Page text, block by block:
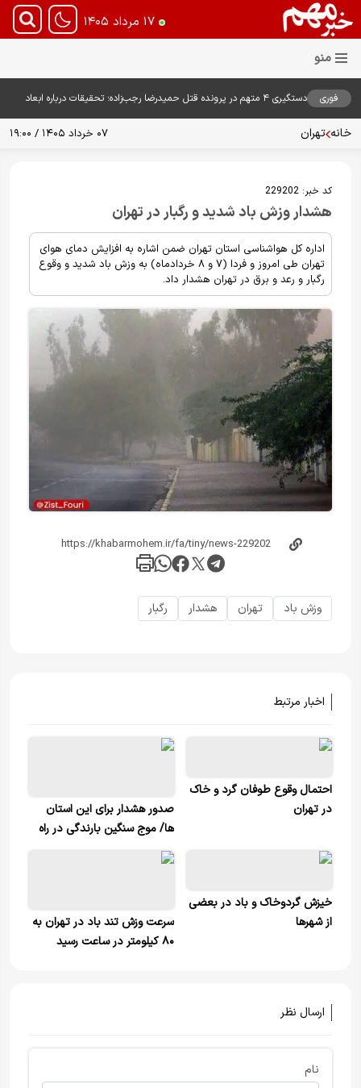
۱۷ مرداد ۱۴۰۵
فوری
دستگیری ۴ متهم در پرونده قتل حمیدرضا رجب‌زاده؛ تحقیقات درباره ابعاد
خانه تهران ۰۷ خرداد ۱۴۰۵ / ۱۹:۰۰
کد خبر: 229202
هشدار وزش باد شدید و رگبار در تهران
اداره کل هواشناسی استان تهران ضمن اشاره به افزایش دمای هوای
تهران طی امروز و فردا (۷ و ۸ خردادماه) به وزش باد شدید و وقوع
رگبار و رعد و برق در تهران هشدار داد.
وزش باد تهران هشدار رگبار
اخبار مرتبط
احتمال وقوع طوفان گرد و خاک
در تهران
صدور هشدار برای این استان
ها/ موج سنگین بارندگی در راه
است
خیزش گردوخاک و باد در بعضی
از شهرها
سرعت وزش تند باد در تهران به
۸۰ کیلومتر در ساعت رسید
ارسال نظر
نام